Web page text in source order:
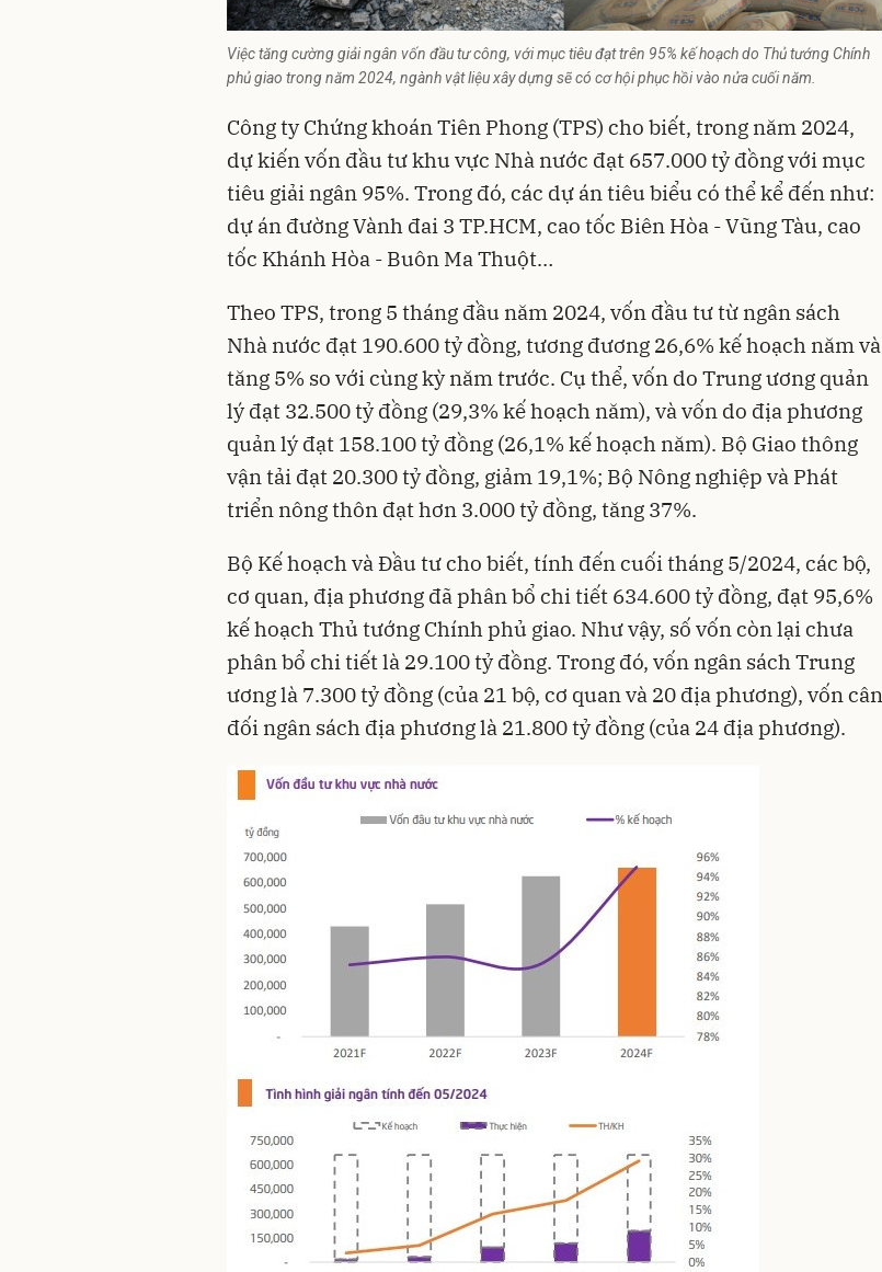
Việc tăng cường giải ngân vốn đầu tư công, với mục tiêu đạt trên 95% kế hoạch do Thủ tướng Chính
phủ giao trong năm 2024, ngành vật liệu xây dựng sẽ có cơ hội phục hồi vào nửa cuối năm.
Công ty Chứng khoán Tiên Phong (TPS) cho biết, trong năm 2024,
dự kiến vốn đầu tư khu vực Nhà nước đạt 657.000 tỷ đồng với mục
tiêu giải ngân 95%. Trong đó, các dự án tiêu biểu có thể kể đến như:
dự án đường Vành đai 3 TP.HCM, cao tốc Biên Hòa - Vũng Tàu, cao
tốc Khánh Hòa - Buôn Ma Thuột…
Theo TPS, trong 5 tháng đầu năm 2024, vốn đầu tư từ ngân sách
Nhà nước đạt 190.600 tỷ đồng, tương đương 26,6% kế hoạch năm và
tăng 5% so với cùng kỳ năm trước. Cụ thể, vốn do Trung ương quản
lý đạt 32.500 tỷ đồng (29,3% kế hoạch năm), và vốn do địa phương
quản lý đạt 158.100 tỷ đồng (26,1% kế hoạch năm). Bộ Giao thông
vận tải đạt 20.300 tỷ đồng, giảm 19,1%; Bộ Nông nghiệp và Phát
triển nông thôn đạt hơn 3.000 tỷ đồng, tăng 37%.
Bộ Kế hoạch và Đầu tư cho biết, tính đến cuối tháng 5/2024, các bộ,
cơ quan, địa phương đã phân bổ chi tiết 634.600 tỷ đồng, đạt 95,6%
kế hoạch Thủ tướng Chính phủ giao. Như vậy, số vốn còn lại chưa
phân bổ chi tiết là 29.100 tỷ đồng. Trong đó, vốn ngân sách Trung
ương là 7.300 tỷ đồng (của 21 bộ, cơ quan và 20 địa phương), vốn cân
đối ngân sách địa phương là 21.800 tỷ đồng (của 24 địa phương).